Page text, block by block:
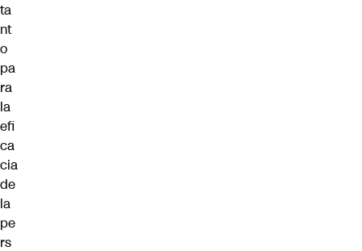
ta
nt
o
pa
ra
la
efi
ca
cia
de
la
pe
rs